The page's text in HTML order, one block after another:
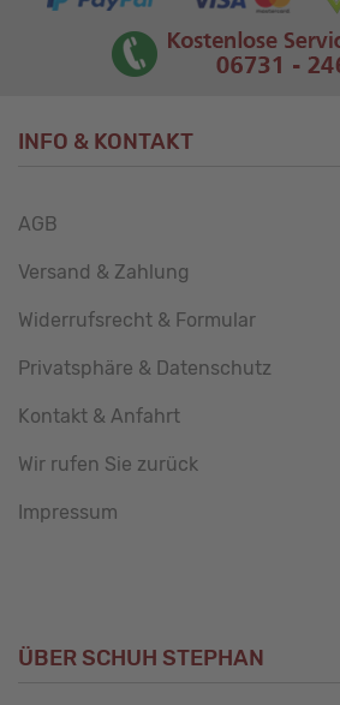
INFO & KONTAKT
AGB
Versand & Zahlung
Widerrufsrecht & Formular
Privatsphäre & Datenschutz
Kontakt & Anfahrt
Wir rufen Sie zurück
Impressum
ÜBER SCHUH STEPHAN